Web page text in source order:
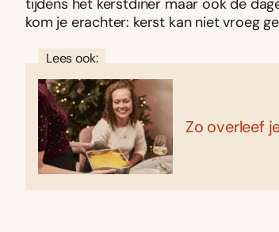
tijdens het kerstdiner maar ook de
kom je erachter: kerst kan niet vroeg
Lees ook:
Zo overleef